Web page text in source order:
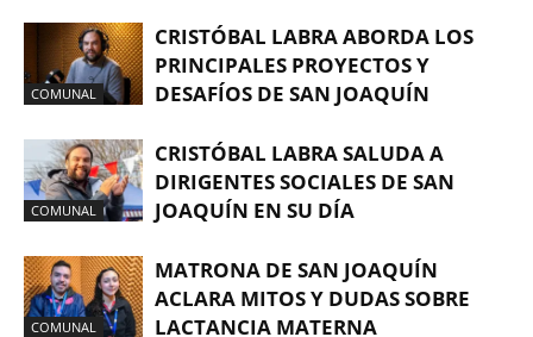
COMUNAL
CRISTÓBAL LABRA ABORDA LOS
PRINCIPALES PROYECTOS Y
DESAFÍOS DE SAN JOAQUÍN
COMUNAL
CRISTÓBAL LABRA SALUDA A
DIRIGENTES SOCIALES DE SAN
JOAQUÍN EN SU DÍA
COMUNAL
MATRONA DE SAN JOAQUÍN
ACLARA MITOS Y DUDAS SOBRE
LACTANCIA MATERNA